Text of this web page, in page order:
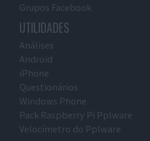
Grupos Facebook
UTILIDADES
Análises
Android
iPhone
Questionários
Windows Phone
Pack Raspberry Pi Pplware
Velocímetro do Pplware